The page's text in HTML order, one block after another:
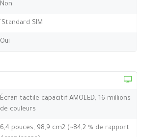
Non
`Standard SIM
Oui
Écran tactile capacitif AMOLED, 16 millions
de couleurs
6,4 pouces, 98,9 cm2 (~84,2 % de rapport